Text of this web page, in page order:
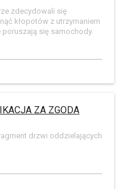
zdecydowali się
kłopotów z utrzymaniem
się samochody.
drzwi oddzielających